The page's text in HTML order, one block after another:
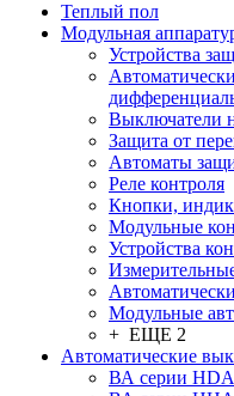
Теплый пол
Модульная
Устройства
Выключатели
Защита от
Автоматы
Реле контроля
Кнопки,
Модульные
Устройства
Модульные
+ ЕЩЕ 2
Автоматические
ВА серии HDA